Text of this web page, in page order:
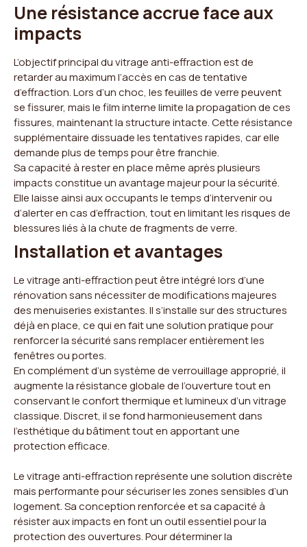
Une résistance accrue face aux
impacts
L’objectif principal du vitrage anti-effraction est de
retarder au maximum l’accès en cas de tentative
d’effraction. Lors d’un choc, les feuilles de verre peuvent
se fissurer, mais le film interne limite la propagation de ces
fissures, maintenant la structure intacte. Cette résistance
supplémentaire dissuade les tentatives rapides, car elle
demande plus de temps pour être franchie.
Sa capacité à rester en place même après plusieurs
impacts constitue un avantage majeur pour la sécurité.
Elle laisse ainsi aux occupants le temps d’intervenir ou
d’alerter en cas d’effraction, tout en limitant les risques de
blessures liés à la chute de fragments de verre.
Installation et avantages
Le vitrage anti-effraction peut être intégré lors d’une
rénovation sans nécessiter de modifications majeures
des menuiseries existantes. Il s’installe sur des structures
déjà en place, ce qui en fait une solution pratique pour
renforcer la sécurité sans remplacer entièrement les
fenêtres ou portes.
En complément d’un système de verrouillage approprié, il
augmente la résistance globale de l’ouverture tout en
conservant le confort thermique et lumineux d’un vitrage
classique. Discret, il se fond harmonieusement dans
l’esthétique du bâtiment tout en apportant une
protection efficace.
Le vitrage anti-effraction représente une solution discrète
mais performante pour sécuriser les zones sensibles d’un
logement. Sa conception renforcée et sa capacité à
résister aux impacts en font un outil essentiel pour la
protection des ouvertures. Pour déterminer la